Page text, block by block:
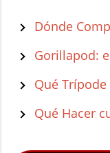
Dónde
Gorillapod:
Qué Trípode
Qué Hacer